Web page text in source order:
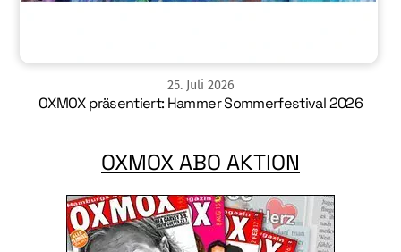
25. Juli 2026
OXMOX präsentiert: Hammer Sommerfestival 2026
OXMOX ABO AKTION